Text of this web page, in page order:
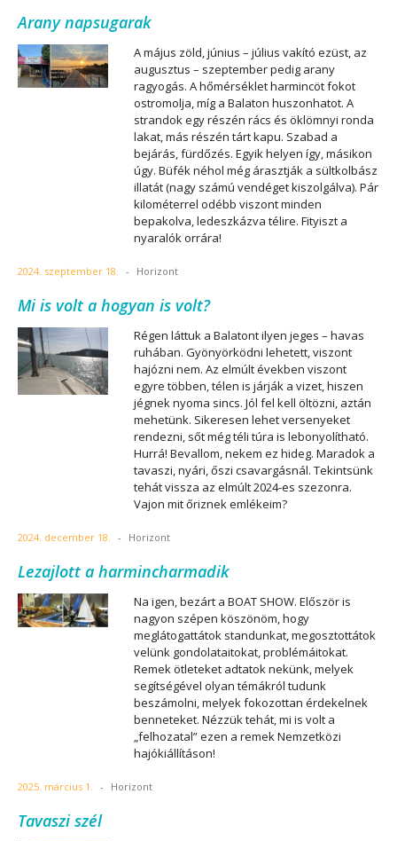
Arany napsugarak
A május zöld, június – július vakító ezüst, az
augusztus – szeptember pedig arany
ragyogás. A hőmérséklet harmincöt fokot
ostromolja, míg a Balaton huszonhatot. A
strandok egy részén rács és öklömnyi ronda
lakat, más részén tárt kapu. Szabad a
bejárás, fürdőzés. Egyik helyen így, másikon
úgy. Büfék néhol még árasztják a sültkolbász
illatát (nagy számú vendéget kiszolgálva). Pár
kilométerrel odébb viszont minden
bepakolva, ledeszkázva télire. Fityiszt a
nyaralók orrára!
2024. szeptember 18. - Horizont
Mi is volt a hogyan is volt?
Régen láttuk a Balatont ilyen jeges – havas
ruhában. Gyönyörködni lehetett, viszont
hajózni nem. Az elmúlt években viszont
egyre többen, télen is járják a vizet, hiszen
jégnek nyoma sincs. Jól fel kell öltözni, aztán
mehetünk. Sikeresen lehet versenyeket
rendezni, sőt még téli túra is lebonyolítható.
Hurrá! Bevallom, nekem ez hideg. Maradok a
tavaszi, nyári, őszi csavargásnál. Tekintsünk
tehát vissza az elmúlt 2024-es szezonra.
Vajon mit őriznek emlékeim?
2024. december 18. - Horizont
Lezajlott a harmincharmadik
Na igen, bezárt a BOAT SHOW. Először is
nagyon szépen köszönöm, hogy
meglátogattátok standunkat, megosztottátok
velünk gondolataitokat, problémáitokat.
Remek ötleteket adtatok nekünk, melyek
segítségével olyan témákról tudunk
beszámolni, melyek fokozottan érdekelnek
benneteket. Nézzük tehát, mi is volt a
„felhozatal” ezen a remek Nemzetközi
hajókiállításon!
2025. március 1. - Horizont
Tavaszi szél